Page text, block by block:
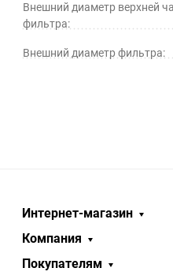
Внешний диаметр верхней
фильтра:
Внешний диаметр фильтра:
Интернет-магазин
Компания
Покупателям